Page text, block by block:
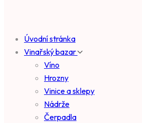
Úvodní stránka
Vinařský bazar
Víno
Hrozny
Vinice a sklepy
Nádrže
Čerpadla